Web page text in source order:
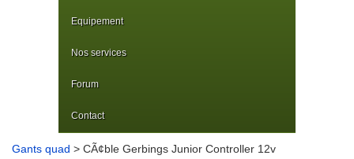
Equipement
Nos services
Forum
Contact
Gants quad > CÃ¢ble Gerbings Junior Controller 12v